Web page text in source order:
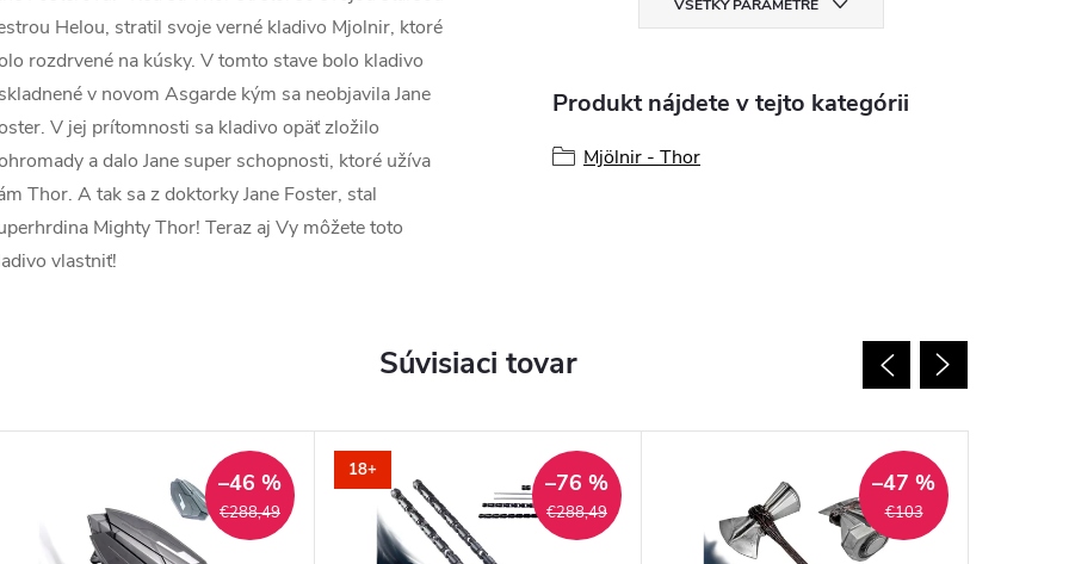
Helou, stratil svoje verné kladivo Mjolnir, ktoré
rozdrvené na kúsky. V tomto stave bolo kladivo
v novom Asgarde kým sa neobjavila Jane
V jej prítomnosti sa kladivo opäť zložilo
a dalo Jane super schopnosti, ktoré užíva
Thor. A tak sa z doktorky Jane Foster, stal
Mighty Thor! Teraz aj Vy môžete toto
vlastniť!
VŠETKY PARAMETRE
Produkt nájdete v tejto kategórii
Mjölnir - Thor
Súvisiaci tovar
€288,49
–46 % 18+
€288,49
–76 %
€103
–47 %